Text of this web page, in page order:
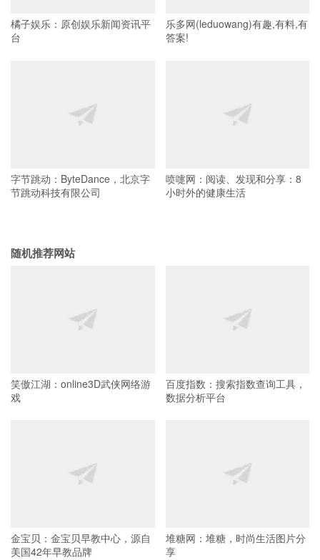
橘子娱乐：原创娱乐新闻资讯平
台
乐多网(leduowang)有趣,有料,有
答案!
字节跳动：ByteDance，北京字
节跳动科技有限公司
喷嚏网：阅读、发现和分享：8
小时外的健康生活
随机推荐网站
笑傲江湖：online3D武侠网络游
戏
百度指数：搜索指数查询工具，
数据分析平台
金宝贝：金宝贝早教中心，源自
美国42年早教品牌
堆糖网：堆糖，时尚生活图片分
享